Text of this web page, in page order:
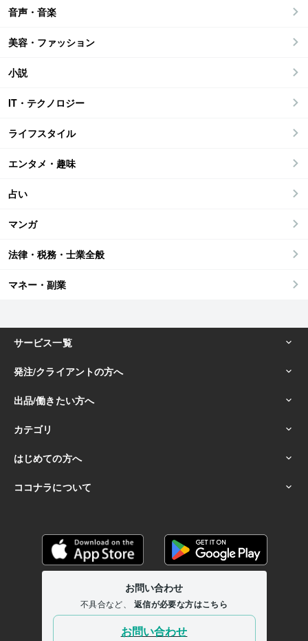
音声・音楽
美容・ファッション
小説
IT・テクノロジー
ライフスタイル
エンタメ・趣味
占い
マンガ
法律・税務・士業全般
マネー・副業